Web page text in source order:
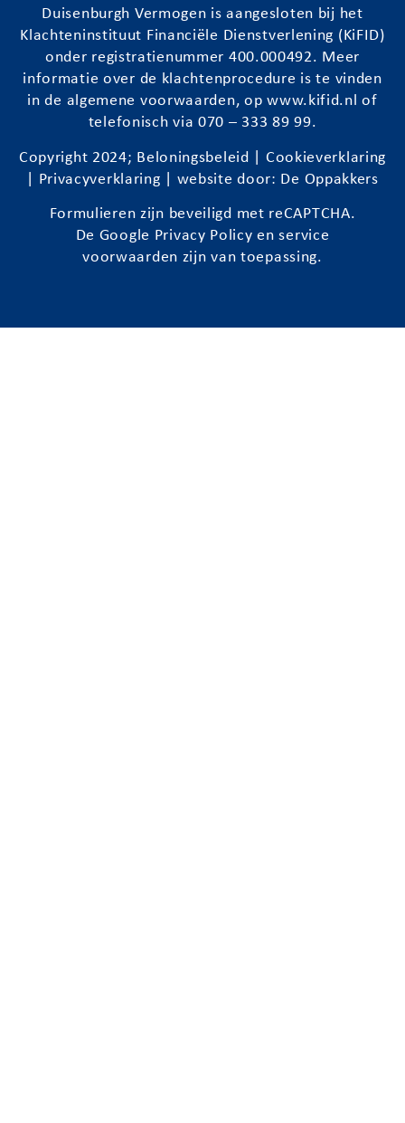
Duisenburgh Vermogen is aangesloten bij het
Klachteninstituut Financiële Dienstverlening (KiFID)
onder registratienummer 400.000492. Meer
informatie over de klachtenprocedure is te vinden
in de algemene voorwaarden, opwww.kifid.nl of
telefonisch via 070 – 333 89 99.
Copyright 2024; Beloningsbeleid
Cookieverklaring
Privacyverklaring | website door: De Oppakkers
Formulieren zijn beveiligd met reCAPTCHA.
De Google Privacy Policy enservice
voorwaarden zijn van toepassing.